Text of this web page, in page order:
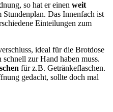
so hat er einen weit
Stundenplan. Das Innenfach ist
Einteilungen zum
ideal für die Brotdose
zur Hand haben muss.
für z.B. Getränkeflaschen.
gedacht, sollte doch mal